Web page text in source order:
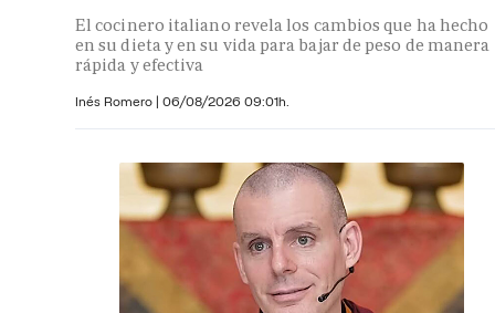
El cocinero italiano revela los cambios que ha hecho
en su dieta y en su vida para bajar de peso de manera
rápida y efectiva
Inés Romero | 06/08/2026 09:01h.